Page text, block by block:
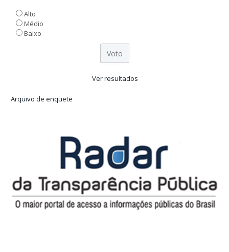
Alto
Médio
Baixo
Ver resultados
Arquivo de enquete